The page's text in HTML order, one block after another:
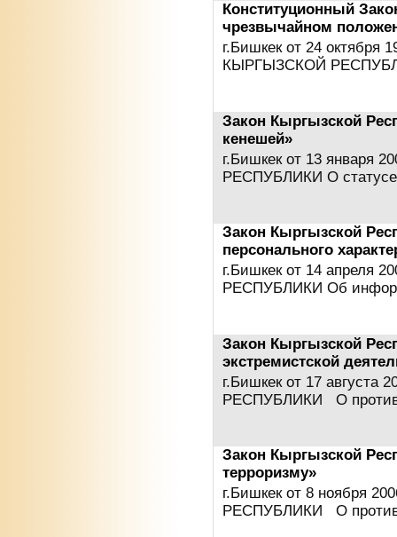
Конституционный
чрезвычайном
г.Бишкек от 24 октября
КЫРГЫЗСКОЙ
Закон Кыргызской
кенешей»
г.Бишкек от 13 января
РЕСПУБЛИКИ О
Закон Кыргызской
персонального
г.Бишкек от 14 апреля
РЕСПУБЛИКИ Об
Закон Кыргызской
экстремистской
г.Бишкек от 17
РЕСПУБЛИКИ О
Закон Кыргызской
терроризму»
г.Бишкек от 8 ноября
РЕСПУБЛИКИ О